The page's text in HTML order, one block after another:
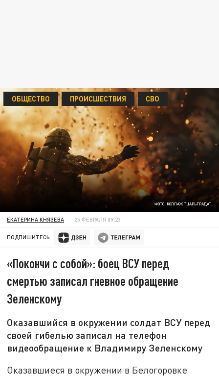
ФОТО: КОЛЛАЖ "ЦАРЬГРАДА".
ОБЩЕСТВО ПРОИСШЕСТВИЯ СВО
ЕКАТЕРИНА КНЯЗЕВА 25 ФЕВРАЛЯ 09:23
ПОДПИШИТЕСЬ:
«Покончи с собой»: боец ВСУ перед
смертью записал гневное обращение
Зеленскому
Оказавшийся в окружении солдат ВСУ перед
своей гибелью записал на телефон
видеообращение к Владимиру Зеленскому
Оказавшиеся в окружении в Белогоровке